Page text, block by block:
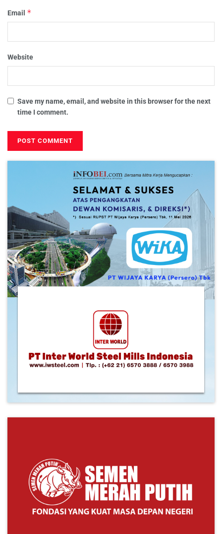
Email *
Website
Save my name, email, and website in this browser for the next
time I comment.